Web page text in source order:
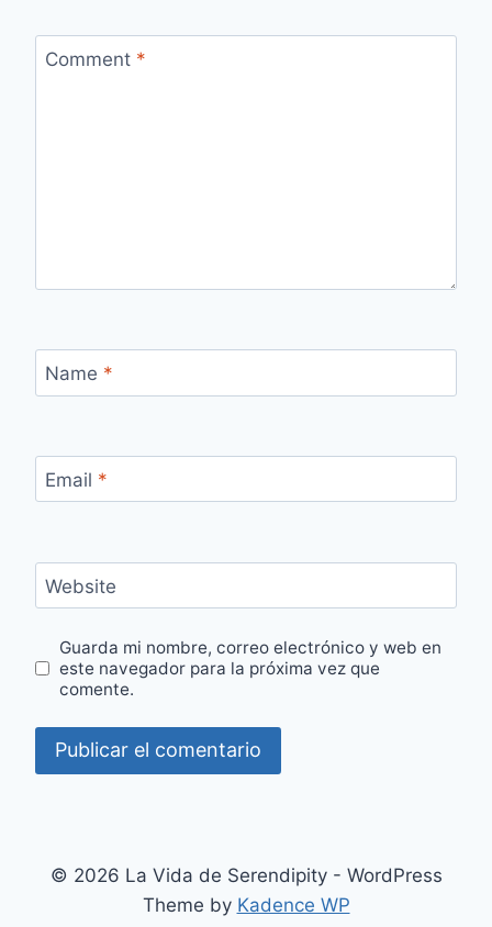
Comment *
Name *
Email *
Website
Guarda mi nombre, correo electrónico y web en
este navegador para la próxima vez que
comente.
© 2026 La Vida de Serendipity - WordPress
Theme by Kadence WP